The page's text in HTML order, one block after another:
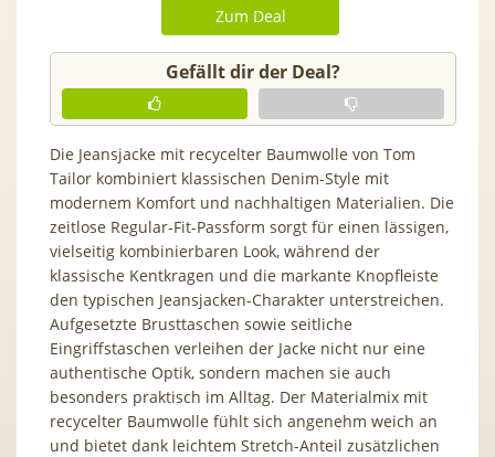
Zum Deal
Gefällt dir der Deal?
Die Jeansjacke mit recycelter Baumwolle von Tom
Tailor kombiniert klassischen Denim-Style mit
modernem Komfort und nachhaltigen Materialien. Die
zeitlose Regular-Fit-Passform sorgt für einen lässigen,
vielseitig kombinierbaren Look, während der
klassische Kentkragen und die markante Knopfleiste
den typischen Jeansjacken-Charakter unterstreichen.
Aufgesetzte Brusttaschen sowie seitliche
Eingriffstaschen verleihen der Jacke nicht nur eine
authentische Optik, sondern machen sie auch
besonders praktisch im Alltag. Der Materialmix mit
recycelter Baumwolle fühlt sich angenehm weich an
und bietet dank leichtem Stretch-Anteil zusätzlichen